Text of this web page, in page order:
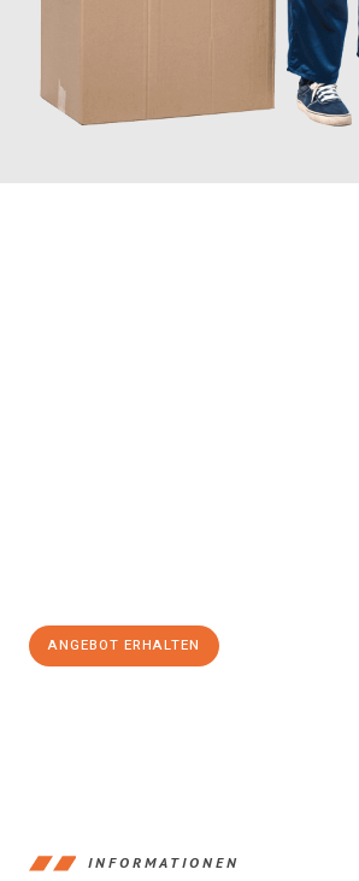
ANGEBOT ERHALTEN
INFORMATIONEN